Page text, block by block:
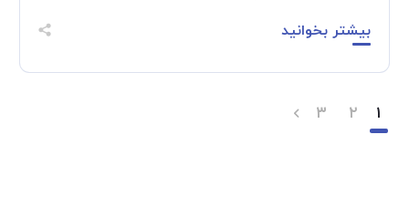
بیشتر بخوانید
۱ ۲ ۳